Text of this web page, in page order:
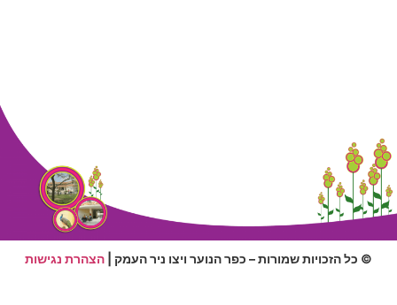
© כל הזכויות שמורות – כפר הנוער ויצו ניר העמק | הצהרת נגישות